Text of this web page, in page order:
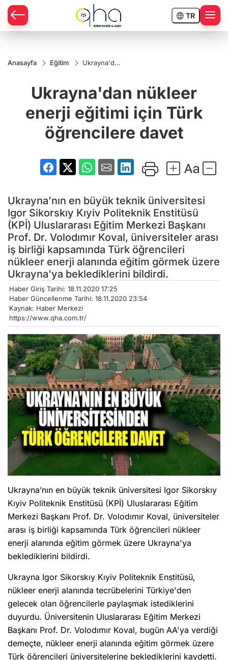
TR
Anasayfa Eğitim
Ukrayna'dan
eğitimi için
Türk
davet
Ukrayna'dan nükleer
enerji eğitimi için Türk
öğrencilere davet
Ukrayna’nın en büyük teknik üniversitesi
Igor Sikorskıy Kıyiv Politeknik Enstitüsü
(KPİ) Uluslararası Eğitim Merkezi Başkanı
Prof. Dr. Volodımır Koval, üniversiteler arası
iş birliği kapsamında Türk öğrencileri
nükleer enerji alanında eğitim görmek üzere
Ukrayna'ya beklediklerini bildirdi.
Haber Giriş Tarihi: 18.11.2020 17:25
Haber Güncellenme Tarihi: 18.11.2020 23:54
Kaynak: Haber Merkezi
https://www.qha.com.tr/
Ukrayna’nın en büyük teknik üniversitesi Igor Sikorskıy
Kıyiv Politeknik Enstitüsü (KPİ) Uluslararası Eğitim
Merkezi Başkanı Prof. Dr. Volodımır Koval, üniversiteler
arası iş birliği kapsamında Türk öğrencileri nükleer
enerji alanında eğitim görmek üzere Ukrayna'ya
beklediklerini bildirdi.
Ukrayna Igor Sikorskıy Kıyiv Politeknik Enstitüsü,
nükleer enerji alanında tecrübelerini Türkiye'den
gelecek olan öğrencilerle paylaşmak istediklerini
duyurdu. Üniversitenin Uluslararası Eğitim Merkezi
Başkanı Prof. Dr. Volodımır Koval, bugün AA'ya verdiği
demeçte, nükleer enerji alanında eğitim görmek üzere
Türk öğrencileri üniversitelerine beklediklerini kaydetti.